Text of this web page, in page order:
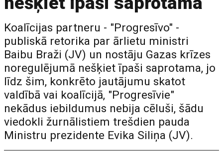
Koalīcijas partneru - "Progresīvo" -
publiskā retorika par ārlietu ministri
Baibu Braži (JV) un nostāju Gazas krīzes
noregulējumā nešķiet īpaši saprotama, jo
līdz šim, konkrēto jautājumu skatot
valdībā vai koalīcijā, "Progresīvie"
nekādus iebildumus nebija cēluši, šādu
viedokli žurnālistiem trešdien pauda
Ministru prezidente Evika Siliņa (JV).